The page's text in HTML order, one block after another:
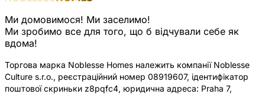
Ми домовимося! Ми заселимо!
Ми зробимо все для того, що б відчували себе як
вдома!
Торгова марка Noblesse Homes належить компанії Noblesse
Culture s.r.o., реєстраційний номер 08919607, ідентифікатор
поштової скриньки z8pqfc4, юридична адреса: Praha 7,